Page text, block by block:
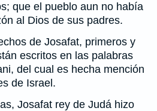
que el pueblo aun no había
al Dios de sus padres.
de Josafat, primeros y
escritos en las palabras
del cual es hecha mención
de Israel.
Josafat rey de Judá hizo